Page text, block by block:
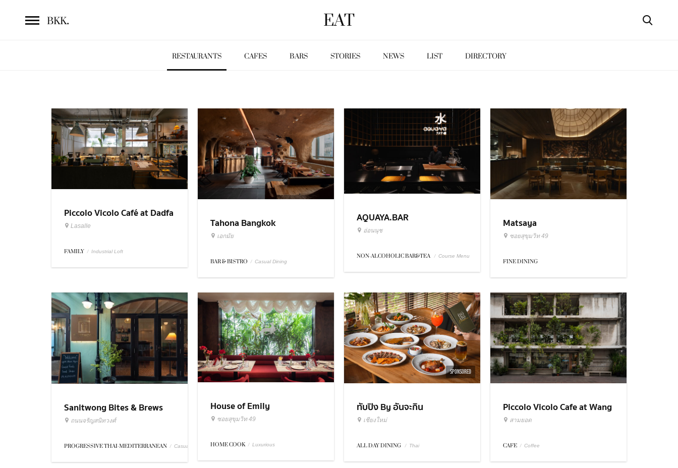
BKK. EAT
RESTAURANTS CAFES BARS STORIES NEWS LIST DIRECTORY
Piccolo Vicolo Café at Dadfa
Lasalle
Lasalle
FAMILY / Industrial Loft
Tahona Bangkok
เอกมัย
BAR & BISTRO / Casual Dining
AQUAYA.BAR
อ่อนนุช
NON-ALCOHOLIC BAR&TEA / Course Menu
Matsaya
ซอยสุขุมวิท 49
FINE DINING
Sanitwong Bites & Brews
ถนนจรัญสนิทวงศ์
PROGRESSIVE THAI-MEDITERRANEAN / Casual Dining
House of Emily
ซอยสุขุมวิท 49
HOME COOK / Luxurious
SPONSORED
ทับปิง By อันจะกิน
เชียงใหม่
ALL DAY DINING / Thai
Piccolo Vicolo Cafe at Wang
Burapha Samyot
สามยอด
CAFE / Coffee